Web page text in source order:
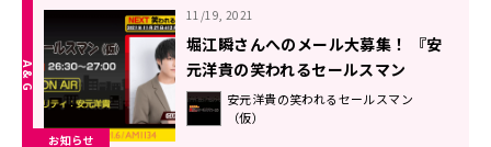
お知らせ
11/19, 2021
堀江瞬さんへのメール大募集！ 『安
元洋貴の笑われるセールスマン
（仮）』安元洋貴の笑われるセールスマン
（仮）